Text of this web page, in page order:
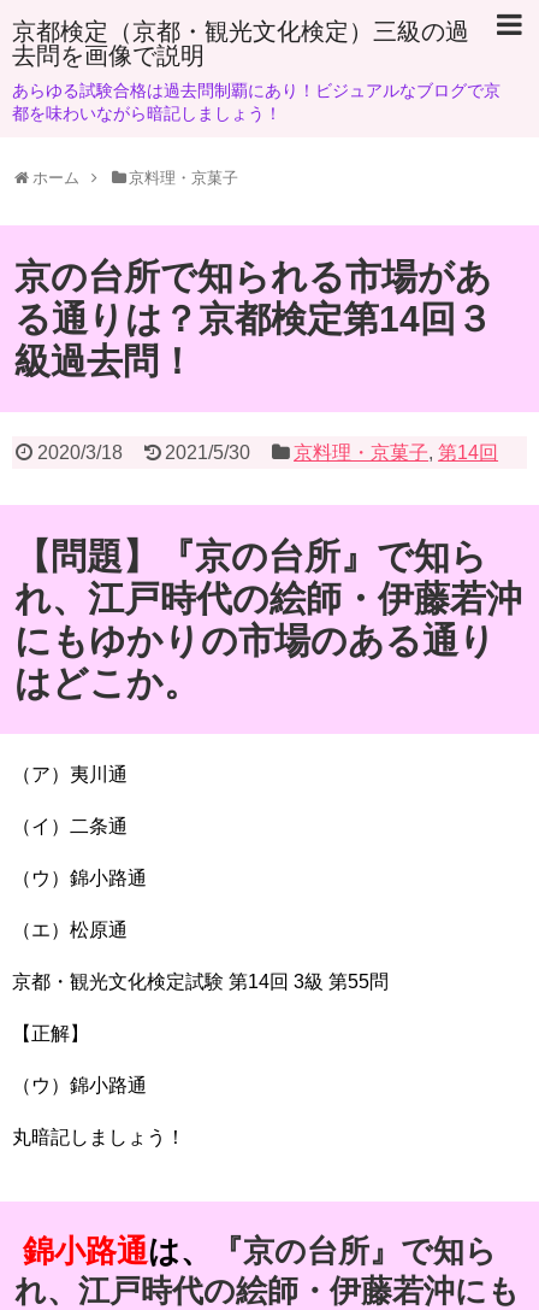
京都検定（京都・観光文化検定）三級の過
去問を画像で説明
あらゆる試験合格は過去問制覇にあり！ビジュアルなブログで京
都を味わいながら暗記しましょう！
ホーム 京料理・京菓子
京の台所で知られる市場があ
る通りは？京都検定第14回３
級過去問！
2020/3/18 2021/5/30 京料理・京菓子,第14回
【問題】『京の台所』で知ら
れ、江戸時代の絵師・伊藤若沖
にもゆかりの市場のある通り
はどこか。
（ア）夷川通
（イ）二条通
（ウ）錦小路通
（エ）松原通
京都・観光文化検定試験 第14回 3級 第55問
【正解】
（ウ）錦小路通
丸暗記しましょう！
錦小路通は、
『京の台所』で知ら
れ、江戸時代の絵師・伊藤若沖にも